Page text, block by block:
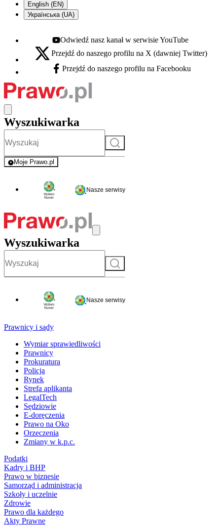
English (EN)
Українська (UA)
Youtube - otwiera się w nowej karcie
Odwiedź nasz kanał w serwisie YouTube
X - otwiera się w nowej karcie
Przejdź do naszego profilu na X (dawniej Twitter)
Facebook - otwiera się w nowej karcie
Przejdź do naszego profilu na Facebooku
Wyszukiwarka
Szukaj
Moje Prawo.pl
- rejestracja i logowanie do serwisu
Nasze serwisy
Wyszukiwarka
Szukaj
Nasze serwisy
Prawnicy i sądy
Wymiar sprawiedliwości
Prawnicy
Prokuratura
Policja
Rynek
Strefa aplikanta
LegalTech
Sędziowie
E-doręczenia
Prawo na Oko
Orzeczenia
Zmiany w k.p.c.
Podatki
Kadry i BHP
Prawo w biznesie
Samorząd i administracja
Szkoły i uczelnie
Zdrowie
Prawo dla każdego
Akty Prawne